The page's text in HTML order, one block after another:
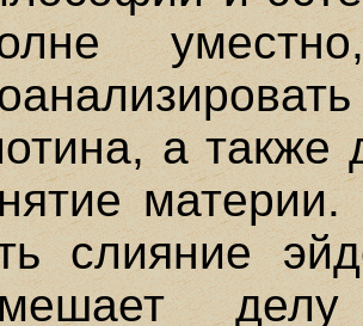
а также
слияние